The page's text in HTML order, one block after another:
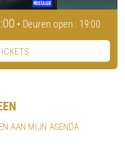
• Deuren open : 19:00
AAN MIJN AGENDA